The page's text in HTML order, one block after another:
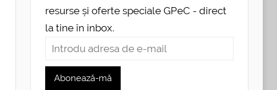
resurse și oferte speciale GPeC - direct
la tine în inbox.